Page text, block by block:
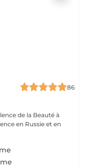
86
de la Beauté à